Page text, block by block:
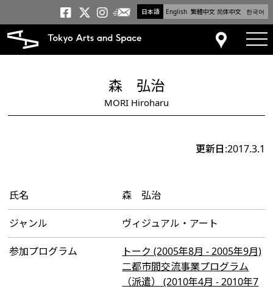
日本語 English 繁體中文 简体中文 한국어
トーキョーアーツアンド
トーキョーアーツアンド
トーキョーアーツア
メールニュース
アクセス
森 弘治
MORI Hiroharu
更新日:2017.3.1
氏名 森 弘治
ジャンル ヴィジュアル・アート
参加プログラム
トーク (2005年8月 - 2005年9月)
二都市間交流事業プログラム
（派遣） (2010年4月 - 2010年7